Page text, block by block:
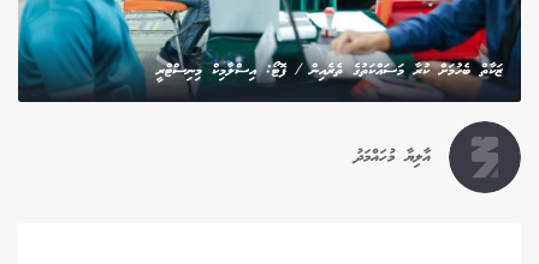
ޒަކާތް ބެހުމަށް ކުރާ މަސައްކަތުގެ ތެރެއިން / ފޮޓޯ: އިސްލާމިކް މިނިސްޓްރީ
އާލިޔާ މުހައްމަދު